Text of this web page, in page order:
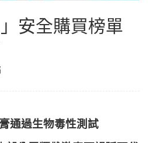
安全購買榜單
通過生物毒性測試